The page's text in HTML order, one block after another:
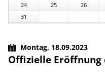
24
25 26
31
Montag, 18.09.2023
Offizielle